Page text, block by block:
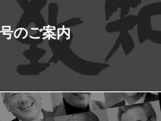
のご案内